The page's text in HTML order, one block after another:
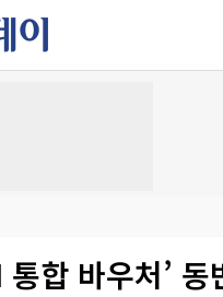
통합 바우처’